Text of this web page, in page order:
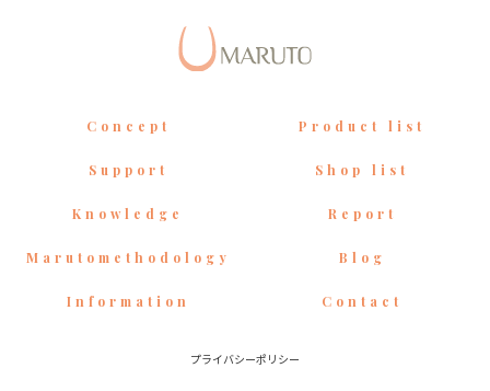
Concept Product list
Support Shop list
Knowledge Report
Marutomethodology Blog
Information Contact
プライバシーポリシー